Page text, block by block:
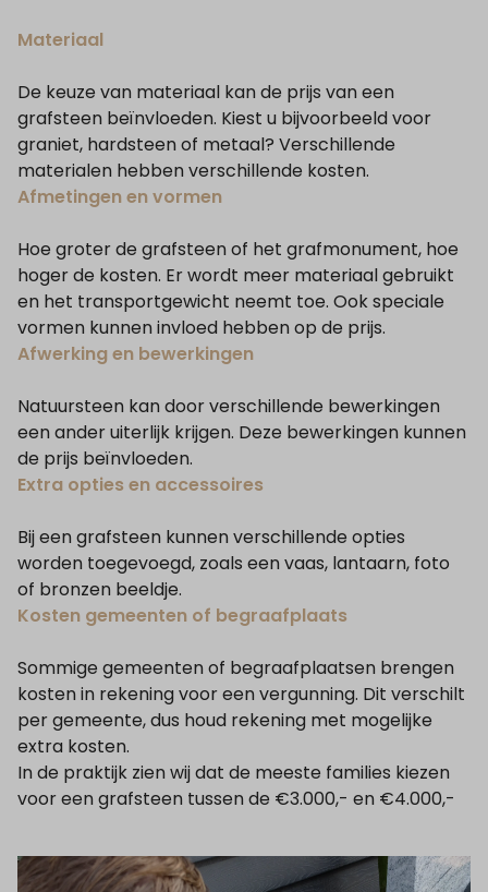
Materiaal
De keuze van materiaal kan de prijs van een
grafsteen beïnvloeden. Kiest u bijvoorbeeld voor
graniet, hardsteen of metaal? Verschillende
materialen hebben verschillende kosten.
Afmetingen en vormen
Hoe groter de grafsteen of het grafmonument, hoe
hoger de kosten. Er wordt meer materiaal gebruikt
en het transportgewicht neemt toe. Ook speciale
vormen kunnen invloed hebben op de prijs.
Afwerking en bewerkingen
Natuursteen kan door verschillende bewerkingen
een ander uiterlijk krijgen. Deze bewerkingen kunnen
de prijs beïnvloeden.
Extra opties en accessoires
Bij een grafsteen kunnen verschillende opties
worden toegevoegd, zoals een vaas, lantaarn, foto
of bronzen beeldje.
Kosten gemeenten of begraafplaats
Sommige gemeenten of begraafplaatsen brengen
kosten in rekening voor een vergunning. Dit verschilt
per gemeente, dus houd rekening met mogelijke
extra kosten.
In de praktijk zien wij dat de meeste families kiezen
voor een grafsteen tussen de €3.000,- en €4.000,-